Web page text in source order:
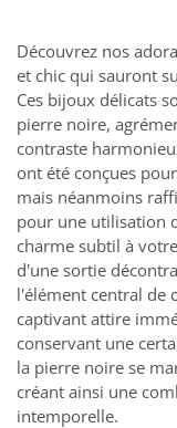
Découvrez nos
et chic qui sauront
Ces bijoux délicats
pierre noire,
contraste
ont été conçues
mais néanmoins
pour une utilisation
charme subtil à
d'une sortie
l'élément central de
captivant attire
conservant une
la pierre noire se
créant ainsi une
intemporelle.